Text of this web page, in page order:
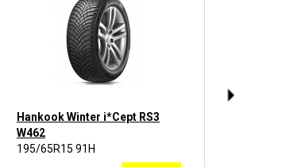
Hankook Winter i*Cept RS3
W462
195/65R15 91H